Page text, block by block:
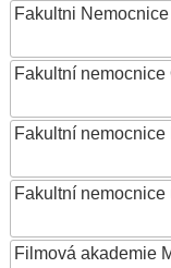
Fakultni
Fakultní nemocnice
Fakultní nemocnice
Fakultní nemocnice
Filmová akademie